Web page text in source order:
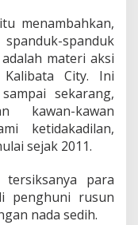
menambahkan,
spanduk
materi aksi
City. Ini
sekarang,
kawan
ketidakadilan,
sejak 2011.
tersiksanya para
penghuni rusun
nada sedih.